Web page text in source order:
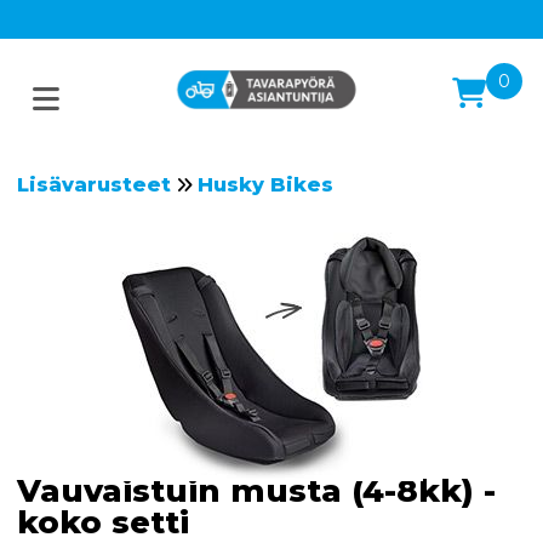
0
Lisävarusteet Husky Bikes
Vauvaistuin musta (4-8kk) -
koko setti